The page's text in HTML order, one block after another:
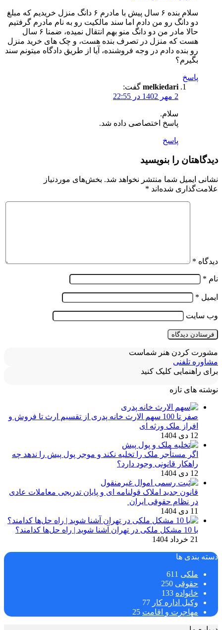
سلام بنده ۶ سال پیش با مادرم ۶ دانگ منزل خریدیم که مبلغ
دو دانگ رو من دادم اما سند مالکیت رو به نام مادرم گرفتیم
حالا مادر من دو دانگ منو بهم انتقال نمیده، ضمنا ۶ سال
هست که منزل در تصرف بنده هست، و چک های خرید منزل
رو بنده دادم در وجه فروشنده، آیا از طریق دادگاه میتونم سند
بگیرم؟
پاسخ
melkiedari گفت:
2 مهر 1402 در 22:55
سلام.
پاسخ اختصاصی داده شد.
پاسخ
دیدگاهتان را بنویسید
نشانی ایمیل شما منتشر نخواهد شد. بخش‌های موردنیاز
علامت‌گذاری شده‌اند *
دیدگاه *
نام *
ایمیل *
وب‌ سایت
مشورت کردن هنر شماست
مشاوره تلفنی
برای راهنمایی کلیک کنید
نوشته های تازه
صفر تا 100 سهم الارث خانه پدری از تقسیم ارث تا فروش و
افراز ملک ورثه ای
12 دی 1404
اگر مستأجر ملک را تخلیه نکند و موجر پول پیش را ندهد چه
راهکار قانونی وجود دارد؟
12 دی 1404
قانون جدید املاک قولنامه ای و پایان تدریجی معاملات عادی
در نظام حقوقی ایران
11 دی 1404
با 10 مشکل ملکی در تهران آشنا شوید | راه حل‌ها کدامند؟
21 خرداد 1404
دسته بندی ها
ملکی 611
حقوقی 250
خانواده 133
وکیل اداره کار 77
مهاجرت و اقامت 25